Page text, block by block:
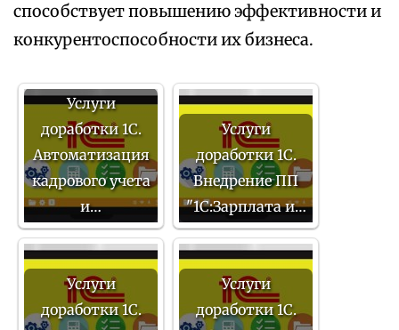
способствует повышению эффективности и
конкурентоспособности их бизнеса.
Услуги
доработки 1С.
Автоматизация
кадрового учета
и…
Услуги
доработки 1С.
Внедрение ПП
"1С:Зарплата и…
Услуги
доработки 1С.
Услуги
доработки 1С.